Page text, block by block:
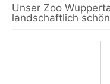
Unser Zoo
landschaftlich